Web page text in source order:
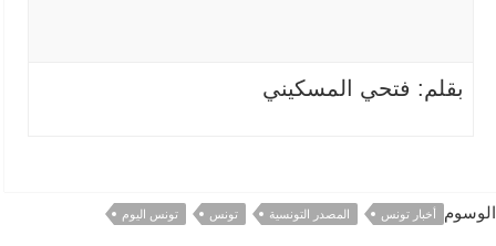
بقلم: فتحي المسكيني
الوسوم أخبار تونس المصدر التونسية تونس تونس اليوم